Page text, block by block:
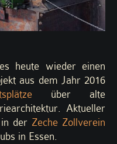
heute wieder einen
aus dem Jahr 2016
über alte
Aktueller
der Zeche Zollverein
in Essen.